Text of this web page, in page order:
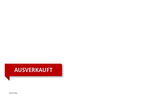
AUSVERKAUFT